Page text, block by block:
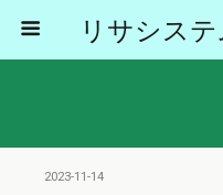
2023-11-14